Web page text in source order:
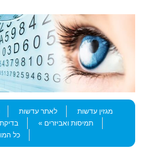
Menu
Skip to content
מגזין עדשות
לאתר עדשות
תמיסות ואביזרים
כל